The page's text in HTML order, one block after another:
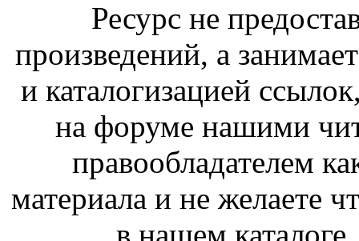
Ресурс не
произведений, а
и каталогизацией
на форуме нашими
правообладателем
материала и не желаете